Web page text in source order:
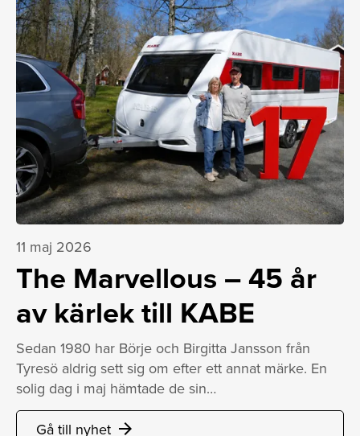
11 maj 2026
The Marvellous – 45 år
av kärlek till KABE
Sedan 1980 har Börje och Birgitta Jansson från
Tyresö aldrig sett sig om efter ett annat märke. En
solig dag i maj hämtade de sin…
Gå till nyhet arrow_forward